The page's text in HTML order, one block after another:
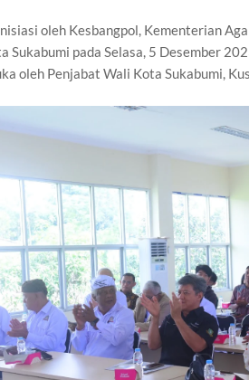
oleh Kesbangpol, Kementerian
Sukabumi pada Selasa, 5 Desember
oleh Penjabat Wali Kota Sukabumi,